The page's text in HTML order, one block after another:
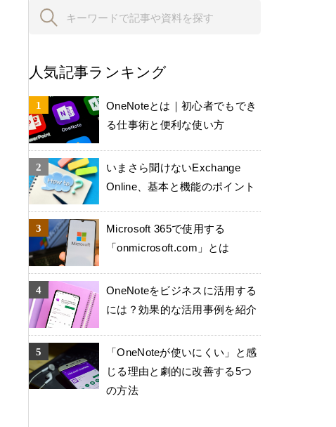
人気記事ランキング
OneNoteとは｜初心者でもでき
る仕事術と便利な使い方
いまさら聞けないExchange
Online、基本と機能のポイント
Microsoft 365で使用する
「onmicrosoft.com」とは
OneNoteをビジネスに活用する
には？効果的な活用事例を紹介
「OneNoteが使いにくい」と感
じる理由と劇的に改善する5つ
の方法